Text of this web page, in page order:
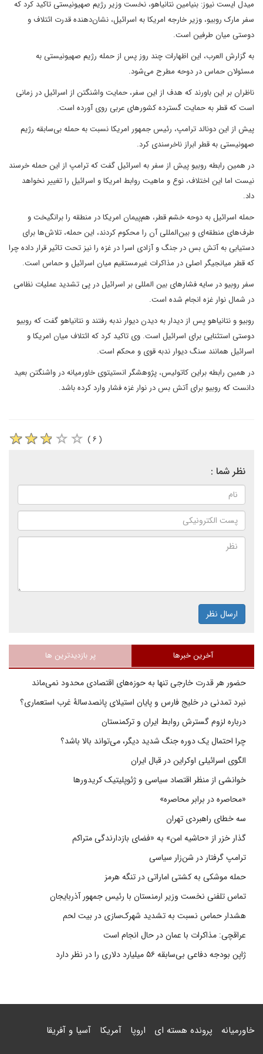
میدل ایست نیوز: بنیامین نتانیاهو، نخست وزیر رژیم صهیونیستی تاکید کرد که
سفر مارک روبیو، وزیر خارجه امریکا به اسرائیل، نشان‌دهنده قدرت ائتلاف و
دوستی میان طرفین است.
به گزارش العرب، این اظهارات چند روز پس از حمله رژیم صهیونیستی به
مسئولان حماس در دوحه مطرح می‌شود.
ناظران بر این باورند که هدف از این سفر، حمایت واشنگتن از اسرائیل در زمانی
است که قطر به حمایت گسترده کشورهای عربی روی آورده است.
پیش از این دونالد ترامپ، رئیس جمهور امریکا نسبت به حمله بی‌سابقه رژیم
صهونیستی به قطر ابراز ناخرسندی کرد.
در همین رابطه روبیو پیش از سفر به اسرائیل گفت که ترامپ از این حمله خرسند
نیست اما این اختلاف، نوع و ماهیت روابط امریکا و اسرائیل را تغییر نخواهد
داد.
حمله اسرائیل به دوحه خشم قطر، هم‌پیمان امریکا در منطقه را برانگیخت و
طرف‌های منطقه‌ای و بین‌المللی آن را محکوم کردند، این حمله، تلاش‌ها برای
دستیابی به آتش بس در جنگ و آزادی اسرا در غزه را نیز تحت تاثیر قرار داده چرا
که قطر میانجیگر اصلی در مذاکرات غیرمستقیم میان اسرائیل و حماس است.
سفر روبیو در سایه فشارهای بین ‌المللی بر اسرائیل در پی تشدید عملیات نظامی
در شمال نوار غزه انجام شده است.
روبیو و نتانیاهو پس از دیدار به دیدن دیوار ندبه رفتند و نتانیاهو گفت که روبیو
دوستی استثنایی برای اسرائیل است. وی تاکید کرد که ائتلاف میان امریکا و
اسرائیل همانند سنگ دیوار ندبه قوی و محکم است.
در همین رابطه براین کاتولیس، پژوهشگر انستیتوی خاورمیانه در واشنگتن بعید
دانست که روبیو برای آتش بس در نوار غزه فشار وارد کرده باشد.
( ۶ )
نظر شما :
ارسال نظر
آخرین خبرها پر بازدیدترین ها
حضور هر قدرت خارجی تنها به حوزه‌های اقتصادی محدود نمی‌ماند
نبرد تمدنی در خلیج فارس و پایان استیلای پانصدسالۀ غرب استعماری؟
درباره لزوم گسترش روابط ایران و ترکمنستان
چرا احتمال یک دوره جنگ شدید دیگر، می‌تواند بالا باشد؟
الگوی اسرائیلی اوکراین در قبال ایران
خوانشی از منظر اقتصاد سیاسی و ژئوپلیتیک کریدورها
«محاصره در برابر محاصره»
سه خطای راهبردی تهران
گذار خزر از «حاشیه امن» به «فضای بازدارندگی متراکم
ترامپ گرفتار در شن‌زار سیاسی
حمله موشکی به کشتی اماراتی در تنگه هرمز
تماس تلفنی نخست وزیر ارمنستان با رئیس جمهور آذربایجان
هشدار حماس نسبت به تشدید شهرک‌سازی در بیت‌ لحم
عراقچی: مذاکرات با عمان در حال انجام است
ژاپن بودجه دفاعی بی‌سابقه ۵۶ میلیارد دلاری را در نظر دارد
خاورمیانه پرونده هسته ای اروپا آمریکا آسیا و آفریقا